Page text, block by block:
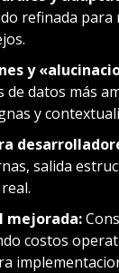
refinada
y
datos más
y
salida
mejorada:
costos